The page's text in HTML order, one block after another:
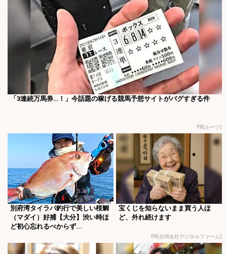
「3連続万馬券…！」今話題の稼げる競馬予想サイトがバグすぎる件
PR(ルーツ)
別府湾タイラバ釣行で美しい桜鯛
（マダイ）好捕【大分】渋い時ほ
ど初心忘れるべからず...
宝くじを知らないまま買う人ほ
ど、外れ続けます
PR(合同会社デジタルファーム)